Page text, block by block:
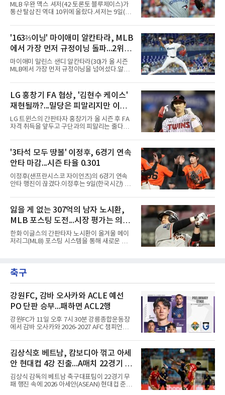
MLB 우완 맥스 셔저(42·토론토 블루제이스)가
통산 탈삼진 역대 10위에 올랐다.셔저는 9일(한
서 열린 필라델피아 필리스와의 원정 경기에 선
발 등판해 5⅓이닝 4탈삼진을 기록, 통산 3천
516개를 쌓아 월터 존슨(3천515개)을 1개 차로
제쳤다.이 부문 1위는 놀런 라이언(5천714개)이
며 랜디 존슨(4천875개), 로저 클레먼스(4천672
개), 스티브 칼턴(4천136개)이 뒤를 잇는다.현역
중에서는 올 시즌 후 은퇴하는 통산 8위 저스틴
두 2위다. 올해 토론토와 1년 300만 달러에 재계
약한 그는 9위 게일로드 페리(3
'163⅔이닝' 마이애미 알칸타라, MLB
에서 가장 먼저 규정이닝 돌파...2위와
14이닝 차
마이애미 말린스 샌디 알칸타라(30)가 올 시즌
MLB에서 가장 먼저 규정이닝을 넘어섰다.알칸
크에서 열린 로스앤젤레스 에인절스전에 선발
등판해 7이닝 3피안타 무실점을 기록, 7-0 승리
를 이끌며 시즌 13승(6패)을 올렸다. 평균자책점
은 3.52로 떨어졌고, 3회를 마쳤을 때 통산 1천
226이닝을 기록해 리키 놀라스코의 구단 최다
이닝(1천225⅔이닝)을 경신했다.시즌 소화 이닝
은 163⅔이닝으로 규정이닝 162이닝을 통과했
인트루이스에서 데뷔해 이듬해 마이애미로 이적
한 그는 2022년 리그 최다 228⅔이닝
LG 홍창기 FA 협상, '김현수 케이스'
재현될까?...밀당은 피말리지만 이적
가능성은 낮아
LG 트윈스의 간판타자 홍창기가 올 시즌 후 FA
자격 취득을 앞두고 구단과의 피말리는 줄다리
김현수가 FA 시장에서 이적했던 충격적인 선례
가 소환되면서 벌써부터 팬들의 이목이 집중되
는 양상이다.다만 이번 협상은 과거 김현수 케이
스와는 판이하게 다른 환경 속에서 전개될 것으
로 보인다. 선수 측과 구단 간의 시각 차이가 팽
팽히 맞서며 내부 협상 과정은 극심한 진통을 겪
을 가능성이 크지만, 시장 외부에서 불어오는 변
에서 이탈하는 아픔을 겪었고, 이어진 2026시즌
초중반에도 실전 감각 회복
'3타석 모두 땅볼' 이정후, 6경기 연속
안타 마감...시즌 타율 0.301
이정후(샌프란시스코 자이언츠)의 6경기 연속
안타 행진이 끊겼다.이정후는 9일(한국시간) 미
트로이트 타이거스와의 홈경기에 2번 타자 우익
수로 출전해 3타수 무안타에 그쳤다. 시즌 타율
은 0.301로 하락했다. 1회와 4회 유격수 땅볼, 7
회 2루수 땅볼로 물러났고 9회초 대수비와 교체
됐다.샌프란시스코는 팀 전체가 2안타에 묶인
데다 7회 6실점이 겹쳐 0-8로 졌다.샌디에이고
파드리스 송성문은 휴스턴 애스트로스와의 홈경
잃을 게 없는 307억의 남자 노시환,
MLB 포스팅 도전...시장 평가는 의외
일 수 있어
한화 이글스의 간판타자 노시환이 올겨울 메이
저리그(MLB) 포스팅 시스템을 통해 새로운 도전
을 포함했다. 국내에서 이미 최고 수준의 대우와
확실한 입지를 확보한 만큼, 이번 메이저리그 도
이 없는 도전에 가깝다. 노시환은 이미 KBO리그
에서 연평균 약 28억 원에 달하는 대형 계약과
한화의 프랜차이즈 스타라는 지위를 얻었다. 만
약 MLB 구단들의 평가가 기대에 미치지 못하더
라도 돌아올 곳이 확실하다.그렇다고 포스팅 도
전의 의미가 작아지는 것은 아
축구
강원FC, 감바 오사카와 ACLE 예선
PO 단판 승부...패하면 ACL2행
강원FC가 11일 오후 7시 30분 강릉종합운동장
에서 감바 오사카와 2026-2027 AFC 챔피언스
승자는 ACLE 본선에 오르고 패자는 2부 격 대회
인 AFC 챔피언스리그2(ACL2)로 향한다. 강원은
2024시즌 K리그1 준우승 자격으로 나선 지난 시
즌 ACLE에서 창단 첫 아시아 무대를 경험하며
16강에 진출했고, 2025시즌 리그 5위로 이번 출
전권을 얻었다.감바 오사카는 2025-2026시즌
ACL2 결승에서 크리스티아누 호날두의 소속팀
김상식호 베트남, 캄보디아 꺾고 아세
안 현대컵 4강 진출...A매치 22경기 무
패 질주
김상식 감독의 베트남 축구대표팀이 22경기 무
패 행진 속에 2026 아세안(ASEAN) 현대컵 준결